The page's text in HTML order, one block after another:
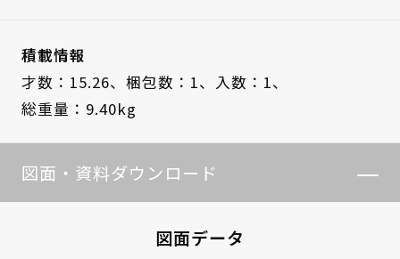
積載情報
才数：15.26、 梱包数：1、
入数：1、
総重量：9.40kg
図面・資料ダウンロード
図面データ